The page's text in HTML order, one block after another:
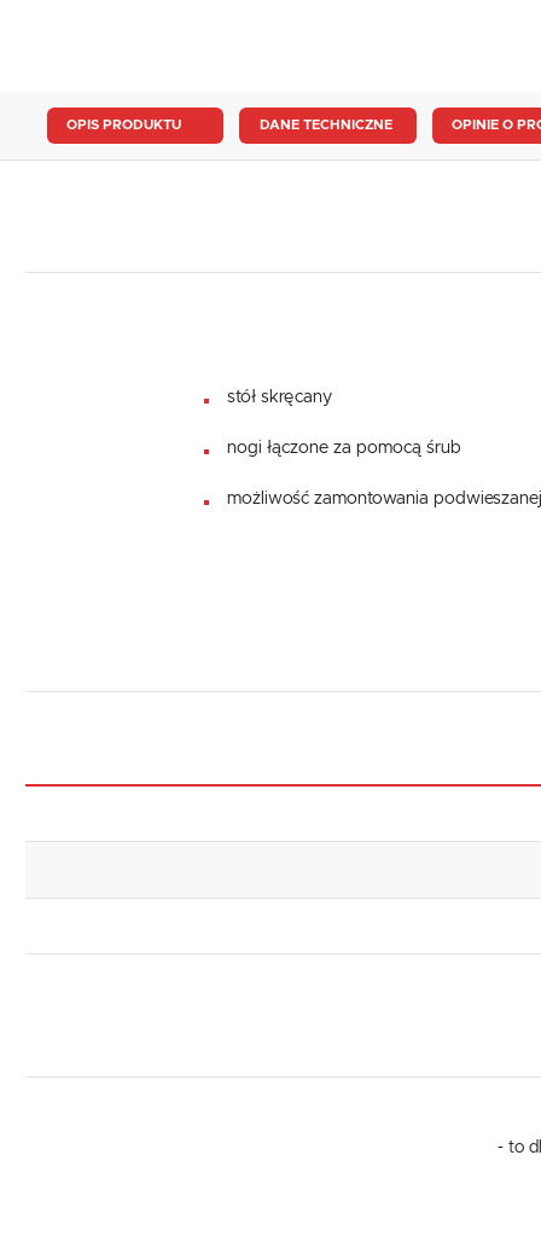
OPIS PRODUKTU DANE TECHNICZNE OPINIE O
stół skręcany
nogi łączone za pomocą śrub
możliwość zamontowania
- to